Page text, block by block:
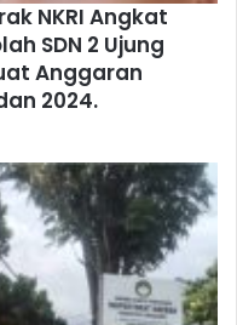
NKRI Angkat
SDN 2 Ujung
Anggaran
2024.